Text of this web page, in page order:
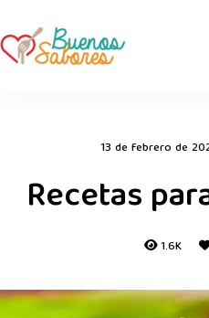
13 de febrero de
Recetas
1.6K